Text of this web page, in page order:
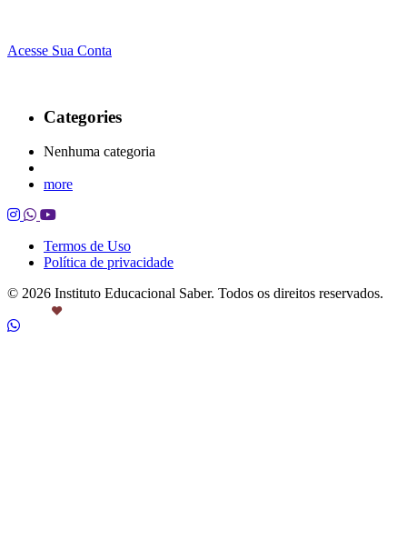
Acesse Sua Conta
Categories
Nenhuma categoria
more
Termos de Uso
Política de privacidade
© 2026 Instituto Educacional Saber. Todos os direitos reservados.
por Castanheira.Work